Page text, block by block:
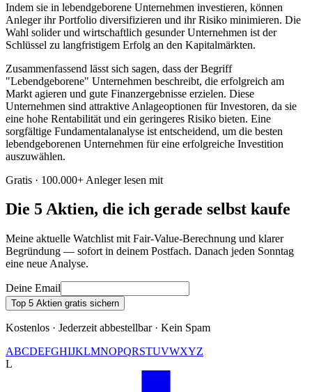
Indem sie in lebendgeborene Unternehmen investieren, können
Anleger ihr Portfolio diversifizieren und ihr Risiko minimieren. Die
Wahl solider und wirtschaftlich gesunder Unternehmen ist der
Schlüssel zu langfristigem Erfolg an den Kapitalmärkten.
Zusammenfassend lässt sich sagen, dass der Begriff
"Lebendgeborene" Unternehmen beschreibt, die erfolgreich am
Markt agieren und gute Finanzergebnisse erzielen. Diese
Unternehmen sind attraktive Anlageoptionen für Investoren, da sie
eine hohe Rentabilität und ein geringeres Risiko bieten. Eine
sorgfältige Fundamentalanalyse ist entscheidend, um die besten
lebendgeborenen Unternehmen für eine erfolgreiche Investition
auszuwählen.
Gratis · 100.000+ Anleger lesen mit
Die 5 Aktien, die ich gerade selbst kaufe
Meine aktuelle Watchlist mit Fair-Value-Berechnung und klarer
Begründung — sofort in deinem Postfach. Danach jeden Sonntag
eine neue Analyse.
Deine Email
Top 5 Aktien gratis sichern
Kostenlos · Jederzeit abbestellbar · Kein Spam
ABCDEFGHIJKLMNOPQRSTUVWXYZ
L